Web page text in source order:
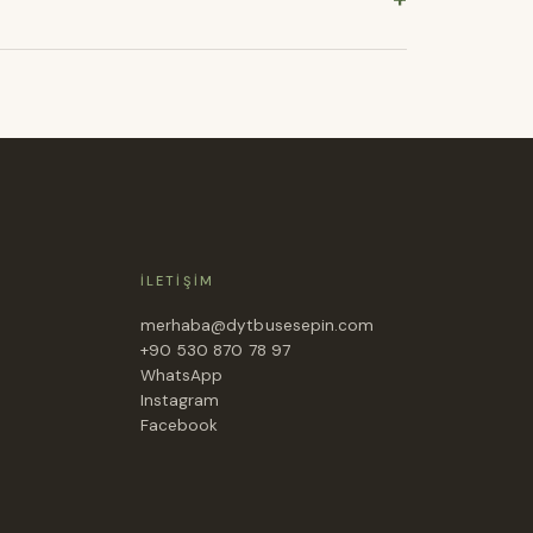
İLETIŞIM
merhaba@dytbusesepin.com
+90 530 870 78 97
WhatsApp
Instagram
Facebook